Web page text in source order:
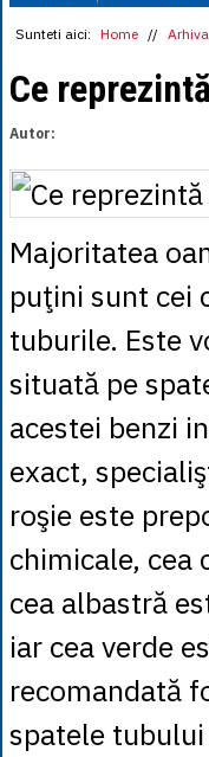
Sunteti aici: Home // Arhiva
Ce
Autor:
Majoritatea
puţini sunt cei
tuburile. Este
situată pe
acestei benzi
exact,
roşie este
chimicale, cea
cea albastră
iar cea verde
recomandată
spatele tubului